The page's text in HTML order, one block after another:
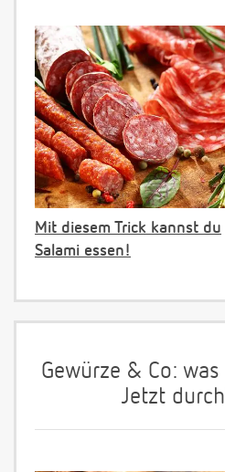
Mit diesem Trick kannst du
Salami essen!
Gewürze & Co:
Jetzt